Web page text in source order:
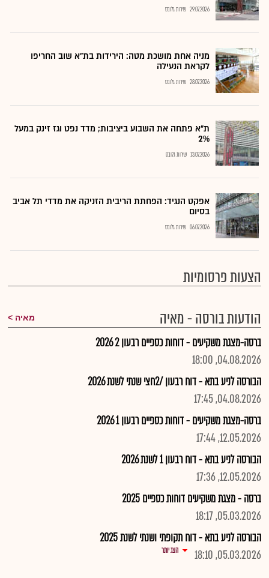
29.07.2026 שירות גלובס
מניה אחת מושכת מטה: הירידות בת"א שוב החריפו
לקראת הנעילה
28.07.2026 שירות גלובס
ת"א פתחה את השבוע ביציבות; מדד נפט וגז זינק במעל
2%
13.07.2026 שירות גלובס
אפקט הנגיד: הפחתת הריבית הזניקה את מדדי תל אביב
בסיום
06.07.2026 שירות גלובס
הצעות פרסומיות
הודעות בורסה - מאיה
מאיה
ברסה-מצגת משקיעים - דוחות כספיים רבעון 2 2026
04.08.2026, 18:00
הבורסה לניע בתא - דוח רבעון /2חצי שנתי לשנת 2026
04.08.2026, 17:45
ברסה-מצגת משקיעים - דוחות כספיים רבעון 1 2026
12.05.2026, 17:44
הבורסה לניע בתא - דוח רבעון 1 לשנת 2026
12.05.2026, 17:36
ברסה - מצגת משקיעים דוחות כספיים 2025
05.03.2026, 18:17
הבורסה לניע בתא - דוח תקופתי ושנתי לשנת 2025
05.03.2026, 18:10
הצג יותר